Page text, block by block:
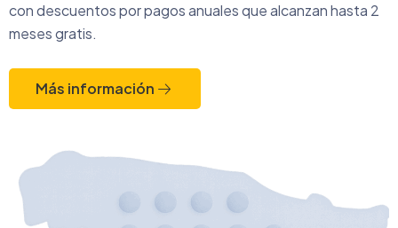
con descuentos por pagos anuales que alcanzan hasta 2
meses gratis.
Más información